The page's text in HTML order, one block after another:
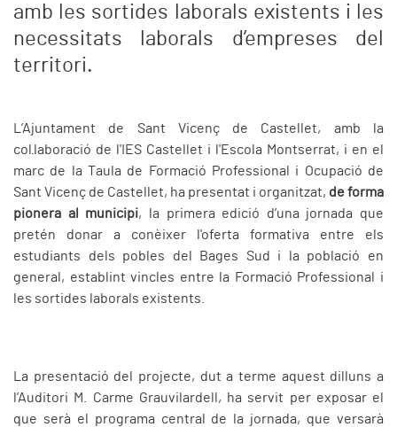
amb les sortides laborals existents i les
necessitats laborals d’empreses del
territori.
L’Ajuntament de Sant Vicenç de Castellet, amb la
col·laboració de l'IES Castellet i l'Escola Montserrat, i en el
marc de la Taula de Formació Professional i Ocupació de
Sant Vicenç de Castellet, ha presentat i organitzat, de forma
pionera al municipi, la primera edició d’una jornada que
pretén donar a conèixer l'oferta formativa entre els
estudiants dels pobles del Bages Sud i la població en
general, establint vincles entre la Formació Professional i
les sortides laborals existents.
La presentació del projecte, dut a terme aquest dilluns a
l’Auditori M. Carme Grauvilardell, ha servit per exposar el
que serà el programa central de la jornada, que versarà